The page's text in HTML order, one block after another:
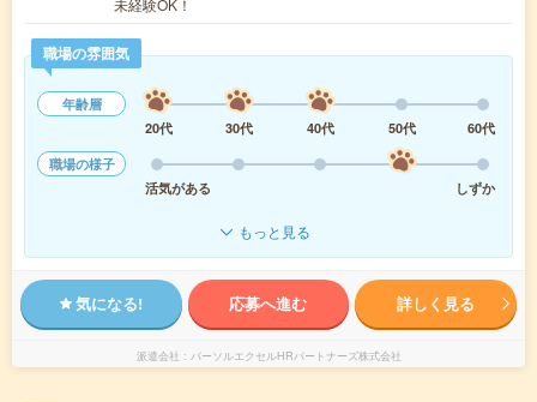
未経験OK！
職場の雰囲気
年齢層
20代
30代 40代 50代
60代
職場の様子
活気がある
しずか
もっと見る
気になる! 応募へ進む 詳しく見る
派遣会社 パーソルエクセルHRパートナーズ株式会社